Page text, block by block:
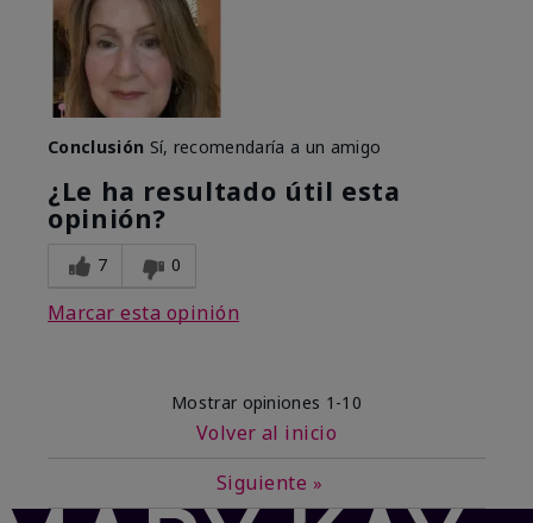
Conclusión Sí, recomendaría a un amigo
¿Le ha resultado útil esta
opinión?
7 0
Marcar esta opinión
Mostrar opiniones 1-10
Volver al inicio
Siguiente »